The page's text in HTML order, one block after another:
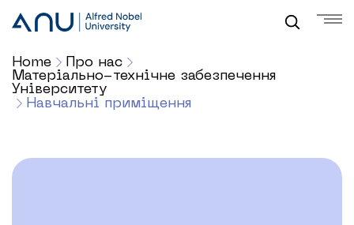
Home
Про нас
Матеріально-технічне забезпечення
Університету
Навчальні приміщення